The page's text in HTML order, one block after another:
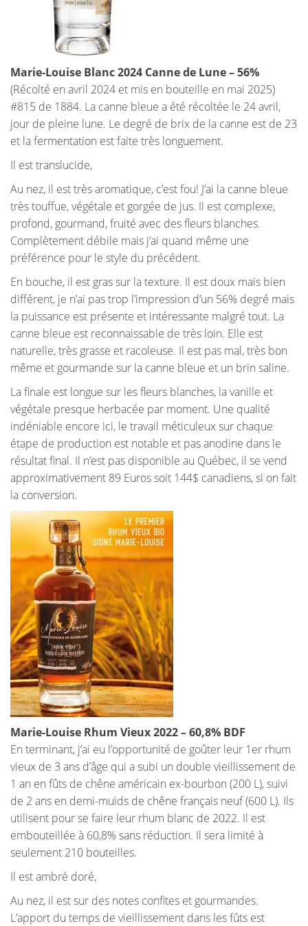
Marie-Louise Blanc 2024 Canne de Lune – 56%
(Récolté en avril 2024 et mis en bouteille en mai 2025)
#815 de 1884. La canne bleue a été récoltée le 24 avril,
jour de pleine lune. Le degré de brix de la canne est de 23
et la fermentation est faite très longuement.
Il est translucide,
Au nez, il est très aromatique, c’est fou! J’ai la canne bleue
très touffue, végétale et gorgée de jus. Il est complexe,
profond, gourmand, fruité avec des fleurs blanches.
Complètement débile mais j’ai quand même une
préférence pour le style du précédent.
En bouche, il est gras sur la texture. Il est doux mais bien
différent, je n’ai pas trop l’impression d’un 56% degré mais
la puissance est présente et intéressante malgré tout. La
canne bleue est reconnaissable de très loin. Elle est
naturelle, très grasse et racoleuse. Il est pas mal, très bon
même et gourmande sur la canne bleue et un brin saline.
La finale est longue sur les fleurs blanches, la vanille et
végétale presque herbacée par moment. Une qualité
indéniable encore ici, le travail méticuleux sur chaque
étape de production est notable et pas anodine dans le
résultat final. Il n’est pas disponible au Québec, il se vend
approximativement 89 Euros soit 144$ canadiens, si on fait
la conversion.
Marie-Louise Rhum Vieux 2022 – 60,8% BDF
En terminant, j’ai eu l’opportunité de goûter leur 1er rhum
vieux de 3 ans d’âge qui a subi un double vieillissement de
1 an en fûts de chêne américain ex-bourbon (200 L), suivi
de 2 ans en demi-muids de chêne français neuf (600 L). Ils
utilisent pour se faire leur rhum blanc de 2022. Il est
embouteillée à 60,8% sans réduction. Il sera limité à
seulement 210 bouteilles.
Il est ambré doré,
Au nez, il est sur des notes confites et gourmandes.
L’apport du temps de vieillissement dans les fûts est